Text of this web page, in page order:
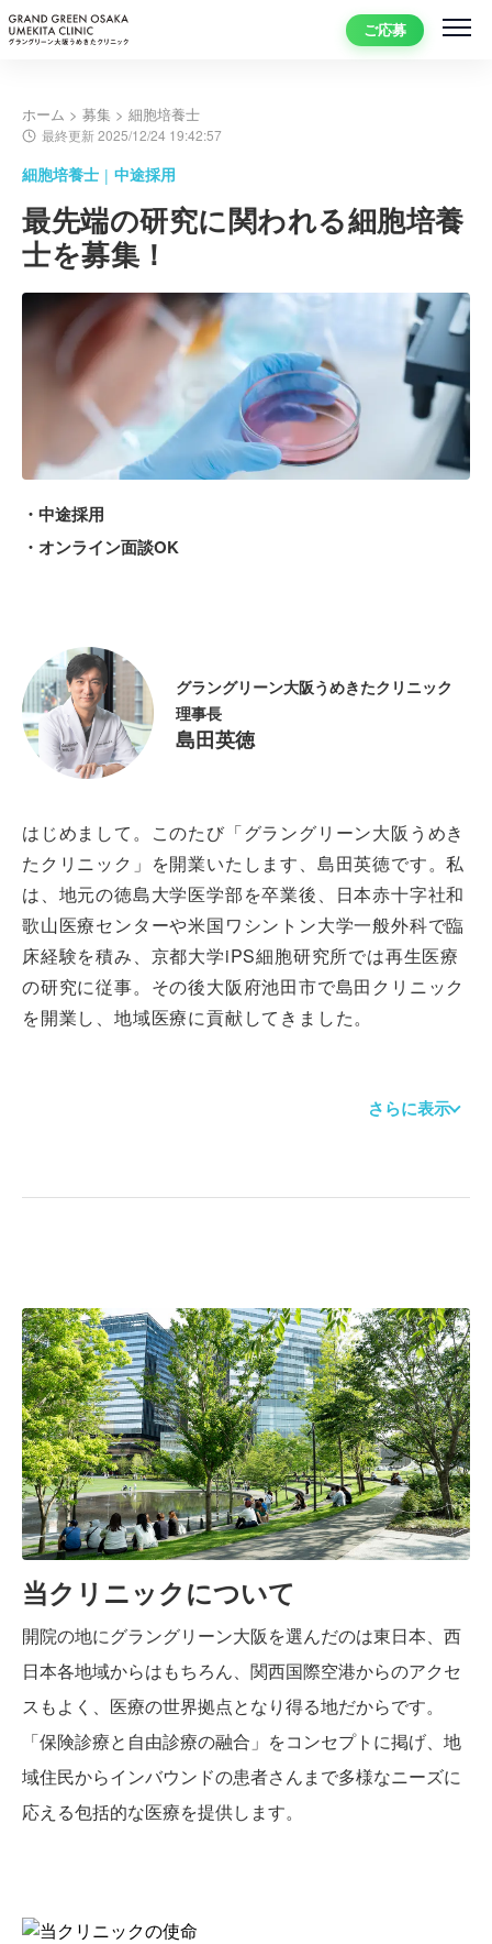
ホーム > 募集 > 細胞培養士
最終更新 2025/12/24 19:42:57
細胞培養士 | 中途採用
最先端の研究に関われる細胞培養
士を募集！
・中途採用
・オンライン面談OK
グラングリーン大阪うめきたクリニック
理事長
島田英徳
はじめまして。このたび「グラングリーン大阪うめき
たクリニック」を開業いたします、島田英徳です。私
は、地元の徳島大学医学部を卒業後、日本赤十字社和
歌山医療センターや米国ワシントン大学一般外科で臨
床経験を積み、京都大学iPS細胞研究所では再生医療
の研究に従事。その後大阪府池田市で島田クリニック
を開業し、地域医療に貢献してきました。
患者さんに向き合う臨床の両方を行ってきた、独自の
の高い医療を提供してまいります。
当クリニックでは、経験や資格の有無にこだわるより
もチームワークを大切にし、スタッフ同士のつながり
を尊重できる方と一緒に働きたいと考えています。医
療に対する熱意やブランクがある方も、安心してご応
募ください。周囲のスタッフがしっかりとサポート
し、自然と知識や技術が身についていく環境を提供し
ます。大切なのは前向きな姿勢で他のスタッフと積極
的に関わる意欲だと考えていますので、リラックスし
て面談に臨んでください。
さらに表示
当クリニックについて
開院の地にグラングリーン大阪を選んだのは東日本、西
日本各地域からはもちろん、関西国際空港からのアクセ
スもよく、医療の世界拠点となり得る地だからです。
「保険診療と自由診療の融合」をコンセプトに掲げ、地
域住民からインバウンドの患者さんまで多様なニーズに
応える包括的な医療を提供します。